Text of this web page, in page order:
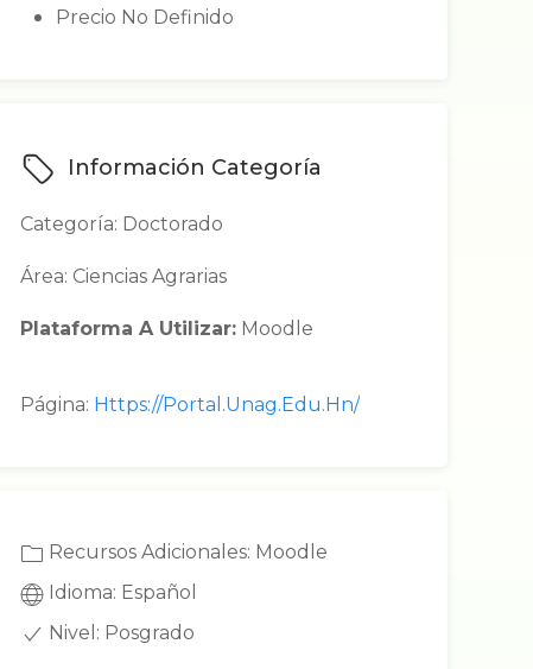
Precio No Definido
Información Categoría
Categoría: Doctorado
Área: Ciencias Agrarias
Plataforma A Utilizar: Moodle
Página: Https://portal.unag.edu.hn/
Recursos Adicionales: Moodle
Idioma: Español
Nivel: Posgrado